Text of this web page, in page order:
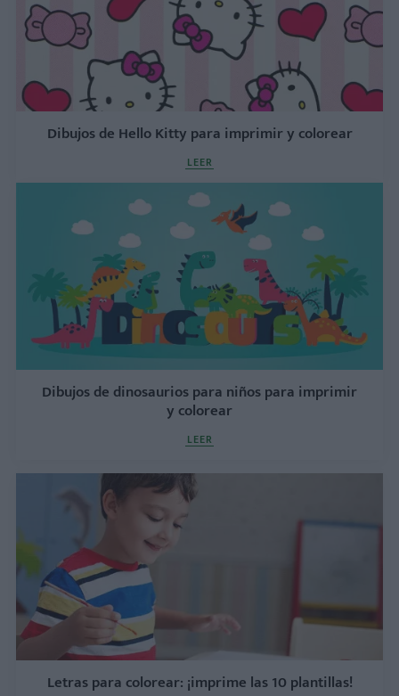
Dibujos de Hello Kitty para imprimir y colorear
LEER
Dibujos de dinosaurios para niños para imprimir
y colorear
LEER
Letras para colorear: ¡imprime las 10 plantillas!